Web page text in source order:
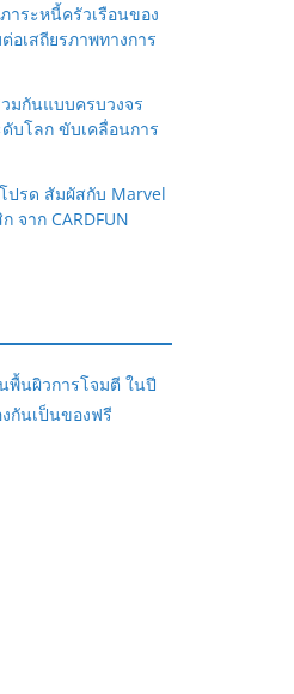
าระหนี้ครัวเรือนของ
อเสถียรภาพทางการ
มกันแบบครบวงจร
บโลก ขับเคลื่อนการ
ปรด สัมผัสกับ Marvel
จาก CARDFUN
พื้นผิวการโจมตี ในปี
กันเป็นของฟรี